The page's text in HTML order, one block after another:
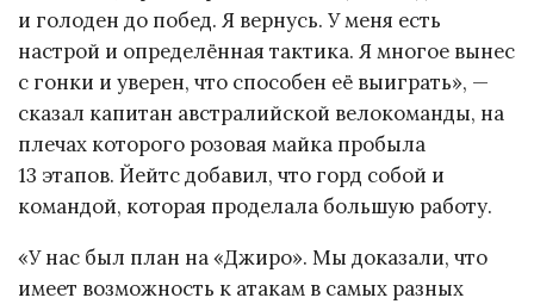
и голоден до побед. Я вернусь. У меня есть
настрой и определённая тактика. Я многое вынес
с гонки и уверен, что способен её выиграть», —
сказал капитан австралийской велокоманды, на
плечах которого розовая майка пробыла
13 этапов. Йейтс добавил, что горд собой и
командой, которая проделала большую работу.
«У нас был план на «Джиро». Мы доказали, что
имеет возможность к атакам в самых разных